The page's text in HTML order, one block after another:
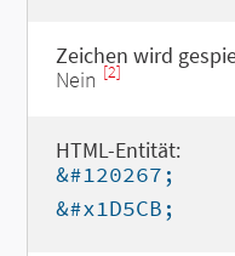
Zeichen wird
Nein [2]
HTML-Entität:
&#120267;
&#x1D5CB;